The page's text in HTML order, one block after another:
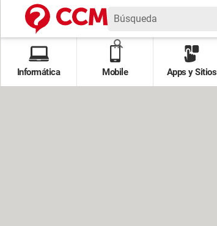
Informática Mobile Apps y Sitios